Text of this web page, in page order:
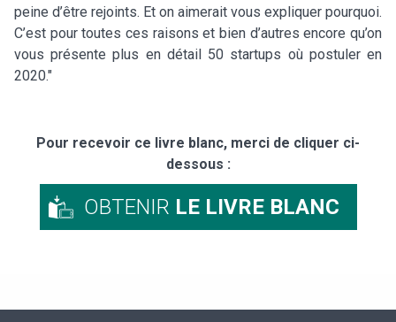
peine d’être rejoints. Et on aimerait vous expliquer pourquoi.
C’est pour toutes ces raisons et bien d’autres encore qu’on
vous présente plus en détail 50 startups où postuler en
2020."
Pour recevoir ce livre blanc, merci de cliquer ci-
dessous :
OBTENIR LE LIVRE BLANC